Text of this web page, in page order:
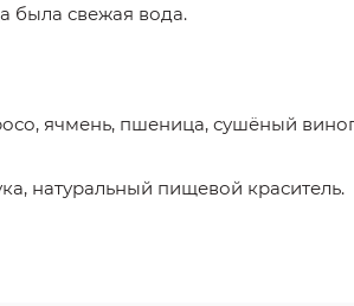
была свежая вода.
ячмень, пшеница, сушёный
натуральный пищевой краситель.